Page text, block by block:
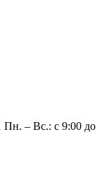
Пн. – Вс.: с 9:00 до